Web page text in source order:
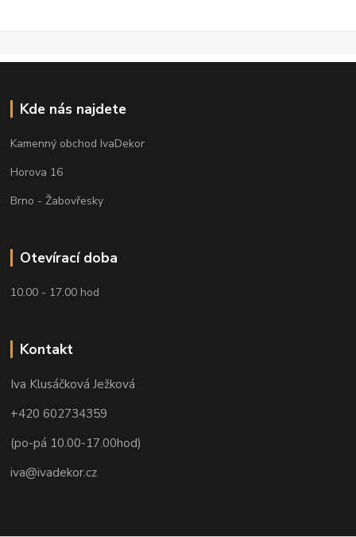
Kde nás najdete
Kamenný obchod IvaDekor
Horova 16
Brno - Žabovřesky
Otevírací doba
10.00 - 17.00 hod
Kontakt
Iva Klusáčková Ježková
+420 602734359
(po-pá 10.00-17.00hod)
iva@ivadekor.cz